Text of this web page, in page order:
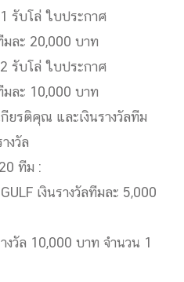
รับโล่ ใบประกาศ
ละ 20,000 บาท
รับโล่ ใบประกาศ
ละ 10,000 บาท
ยรติคุณ และเงินรางวัลทีม
งวัล
ทีม :
เงินรางวัลทีมละ 5,000
งวัล 10,000 บาท จำนวน 1